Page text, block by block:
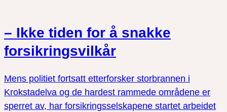
– Ikke tiden for å snakke
forsikringsvilkår
Mens politiet fortsatt etterforsker storbrannen i
Krokstadelva og de hardest rammede områdene er
sperret av, har forsikringsselskapene startet arbeidet